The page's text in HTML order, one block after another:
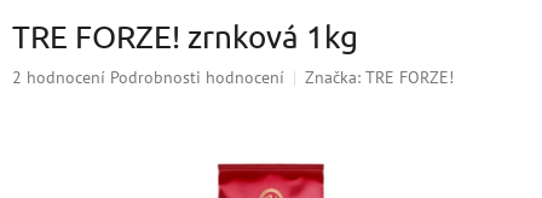
TRE FORZE! zrnková 1kg
Průměrné
2 hodnocení Podrobnosti hodnocení Značka: TRE FORZE!